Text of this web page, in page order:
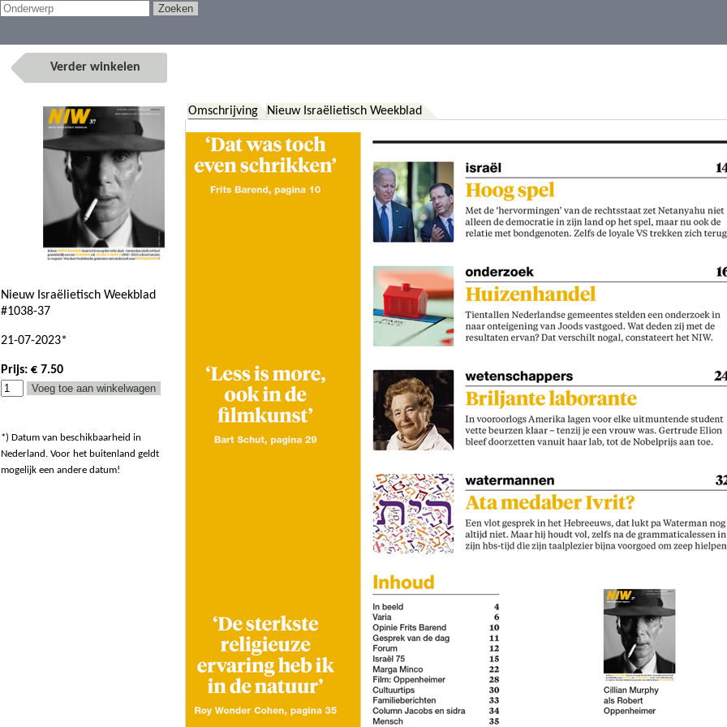
Verder winkelen
Omschrijving Nieuw Israëlietisch Weekblad
Nieuw Israëlietisch Weekblad
#1038-37
21-07-2023*
Prijs: € 7.50
*) Datum van beschikbaarheid in
Nederland. Voor het buitenland geldt
mogelijk een andere datum!